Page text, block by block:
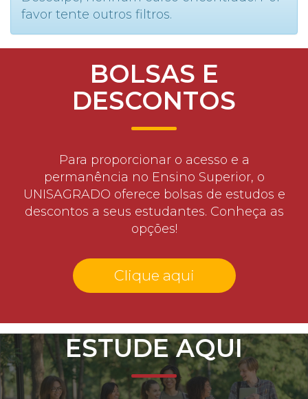
favor tente outros filtros.
BOLSAS E
DESCONTOS
Para proporcionar o acesso e a
permanência no Ensino Superior, o
UNISAGRADO oferece bolsas de estudos e
descontos a seus estudantes. Conheça as
opções!
Clique aqui
ESTUDE AQUI